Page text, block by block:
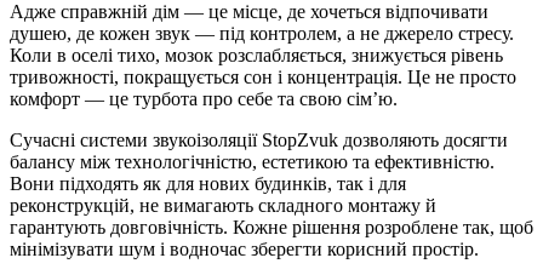
Адже справжній дім — це місце, де хочеться відпочивати
душею, де кожен звук — під контролем, а не джерело стресу.
Коли в оселі тихо, мозок розслабляється, знижується рівень
тривожності, покращується сон і концентрація. Це не просто
комфорт — це турбота про себе та свою сім’ю.
Сучасні системи звукоізоляції StopZvuk дозволяють досягти
балансу між технологічністю, естетикою та ефективністю.
Вони підходять як для нових будинків, так і для
реконструкцій, не вимагають складного монтажу й
гарантують довговічність. Кожне рішення розроблене так, щоб
мінімізувати шум і водночас зберегти корисний простір.